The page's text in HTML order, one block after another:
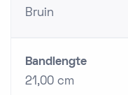
Bruin
Bandlengte
21,00 cm